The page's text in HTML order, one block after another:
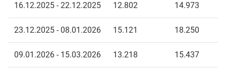
16.12.2025 - 22.12.2025 12.802 14.973
23.12.2025 - 08.01.2026 15.121 18.250
09.01.2026 - 15.03.2026 13.218 15.437